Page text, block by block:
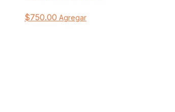
$750.00 Agregar